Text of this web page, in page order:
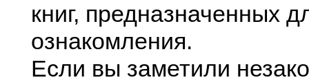
книг, предназначенных
ознакомления.
Если вы заметили